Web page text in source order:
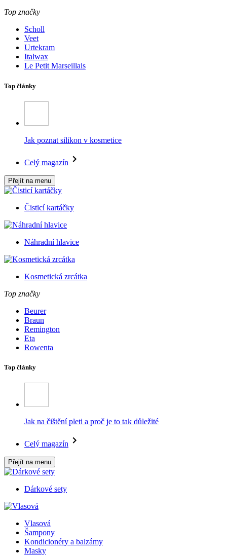
Top značky
Scholl
Veet
Urtekram
Italwax
Le Petit Marseillais
Top články
Jak poznat silikon v kosmetice
Celý magazín
Přejít na menu
Čisticí kartáčky
Náhradní hlavice
Kosmetická zrcátka
Top značky
Beurer
Braun
Remington
Eta
Rowenta
Top články
Jak na čištění pleti a proč je to tak důležité
Celý magazín
Přejít na menu
Dárkové sety
Vlasová
Šampony
Kondicionéry a balzámy
Masky